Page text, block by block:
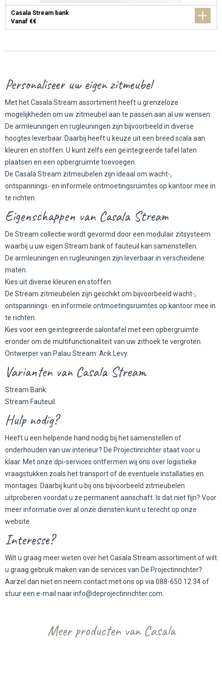
Casala Stream bank
Vanaf €€
Personaliseer uw eigen zitmeubel
Met het Casala Stream assortiment heeft u grenzeloze
mogelijkheden om uw zitmeubel aan te passen aan al uw wensen.
De armleuningen en rugleuningen zijn bijvoorbeeld in diverse
hoogtes leverbaar. Daarbij heeft u keuze uit een breed scala aan
kleuren en stoffen. U kunt zelfs een geïntegreerde tafel laten
plaatsen en een opbergruimte toevoegen.
De Casala Stream zitmeubelen zijn ideaal om wacht-,
ontspannings- en informele ontmoetingsruimtes op kantoor mee in
te richten.
Eigenschappen van Casala Stream
De Stream collectie wordt gevormd door een modulair zitsysteem
waarbij u uw eigen Stream bank of fauteuil kan samenstellen.
De armleuningen en rugleuningen zijn leverbaar in verscheidene
maten.
Kies uit diverse kleuren en stoffen.
De Stream zitmeubelen zijn geschikt om bijvoorbeeld wacht-,
ontspannings- en informele ontmoetingsruimtes op kantoor mee in
te richten.
Kies voor een geïntegreerde salontafel met een opbergruimte
eronder om de multifunctionaliteit van uw zithoek te vergroten.
Ontwerper van Palau Stream: Arik Levy.
Varianten van Casala Stream
Stream Bank.
Stream Fauteuil.
Hulp nodig?
Heeft u een helpende hand nodig bij het samenstellen of
onderhouden van uw interieur? De Projectinrichter staat voor u
klaar. Met onze dpi-services ontfermen wij ons over logistieke
vraagstukken zoals het transport of de eventuele installaties en
montages. Daarbij kunt u bij ons bijvoorbeeld zitmeubelen
uitproberen voordat u ze permanent aanschaft. Is dat niet fijn? Voor
meer informatie over al onze diensten kunt u terecht op onze
website.
Interesse?
Wilt u graag meer weten over het Casala Stream assortiment of wilt
u graag gebruik maken van de services van De Projectinrichter?
Aarzel dan niet en neem contact met ons op via 088-650 12 34of
stuur een e-mail naarinfo@deprojectinrichter.com
Meer producten van Casala